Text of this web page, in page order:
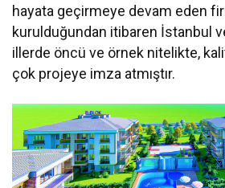
hayata geçirmeye devam eden
kurulduğundan itibaren İstanbul
illerde öncü ve örnek nitelikte,
çok projeye imza atmıştır.